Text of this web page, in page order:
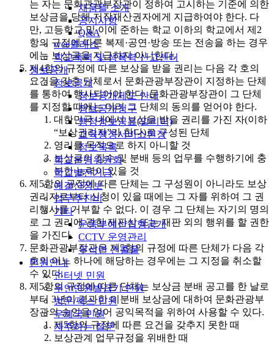
채움뜰 소개
공지사항
Q&A
wee클래스
학교폭력 및 성폭력 신고센터
정보공개
정보공개
정보공개제도 안내
정보공개청구
행정정보공표(알리미)
교육행정서비스현장
정보목록
학교운영위원회
학교발전기금
예결산정보
업무추진비
기타
운동부예산집행공개
CCTV 운영관리
무석면 건출물
민원안내
인터넷 민원
무인민원발급기 민원
방문/팩스 민원
우체국 민원
자주하는 질문
는 자는 문화관광부장관이 정하여 고시하는 기준에 의한
보상금을 당해 저작재산권자에게 지급하여야 한다. 다
만, 고등학교 및 이에 준하는 학교 이하의 학교에서 제2
항의 규정에 따른 복제·공연·방송 또는 전송을 하는 경우
에는 보상금을 지급하지 아니한다.
제4항의 규정에 따른 보상을 받을 권리는 다음 각 호의
요건을 갖춘 단체로서 문화관광부장관이 지정하는 단체
를 통하여 행사되어야 한다. 문화관광부장관이 그 단체
를 지정할 때에는 미리 그 단체의 동의를 얻어야 한다.
대한민국 내에서 보상을 받을 권리를 가진 자(이하
“보상권리자”라 한다)로 구성된 단체
영리를 목적으로 하지 아니할 것
보상금의 징수 및 분배 등의 업무를 수행하기에 충
분한 능력이 있을 것
제5항의 규정에 따른 단체는 그 구성원이 아니라도 보상
권리자로부터 신청이 있을 때에는 그 자를 위하여 그 권
리행사를 거부할 수 없다. 이 경우 그 단체는 자기의 명의
로 그 권리에 관한 재판상 또는 재판 외의 행위를 할 권한
을 가진다.
문화관광부장관은 제5항의 규정에 따른 단체가 다음 각
호의 어느 하나에 해당하는 경우에는 그 지정을 취소할
수 있다.
제5항의 규정에 따른 단체는 보상금 분배 공고를 한 날로
부터 3년이 경과한 미분배 보상금에 대하여 문화관광부
장관의 승인을 얻어 공익목적을 위하여 사용할 수 있다.
제5항의 규정에 따른 요건을 갖추지 못한 때
보상관계 업무규정을 위배한 때